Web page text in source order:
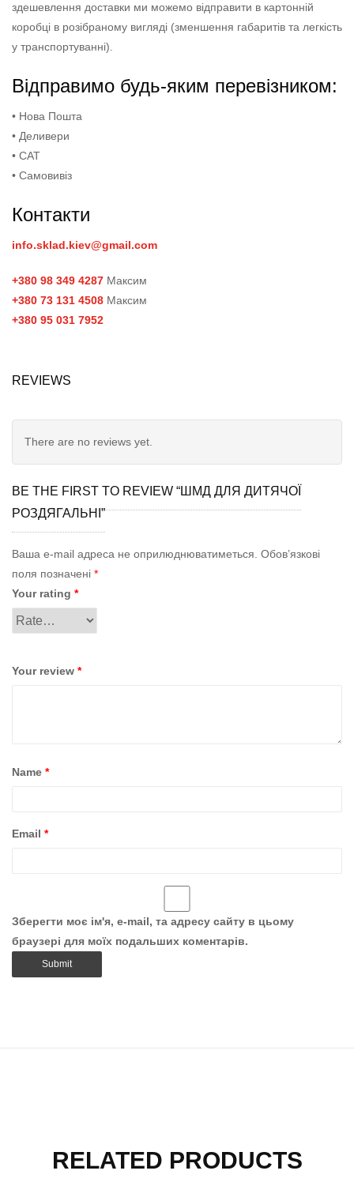
здешевлення доставки ми можемо відправити в картонній
коробці в розібраному вигляді (зменшення габаритів та легкість
у транспортуванні).
Відправимо будь-яким перевізником:
• Нова Пошта
• Деливери
• САТ
• Самовивіз
Контакти
info.sklad.kiev@gmail.com
+380 98 349 4287 Максим
+380 73 131 4508 Максим
+380 95 031 7952
REVIEWS
There are no reviews yet.
BE THE FIRST TO REVIEW “ШМД ДЛЯ ДИТЯЧОЇ
РОЗДЯГАЛЬНІ”
Ваша e-mail адреса не оприлюднюватиметься. Обов’язкові
поля позначені *
Your rating *
Your review *
Name *
Email *
Зберегти моє ім'я, e-mail, та адресу сайту в цьому
браузері для моїх подальших коментарів.
RELATED PRODUCTS